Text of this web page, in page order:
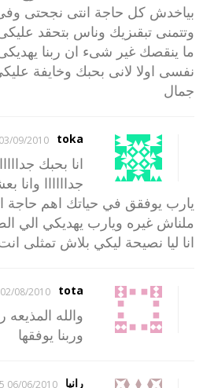
بياخدش كل حاجة انتى نجحتى
وتتمنى تبقىزيك وناس بتحقد
ما ينقصك غير شىء ان ربنا
نفسى اولا لانى بحبك وخايفة
جمال
toka
03/09/2010 17:27
انا بحبك
جداااااا
يارب يوفقق في حياتك اهم حاجة
ملناش غيره ويارب يهديكي الي
انا ليا نصيحة ليكي بلاش تمثلى
tota
02/08/2010 21:01
والله المذيعه
وربنا يوفقها
رانيا 06/06/2010 00:15